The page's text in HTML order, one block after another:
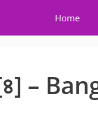
Home
[৪] –